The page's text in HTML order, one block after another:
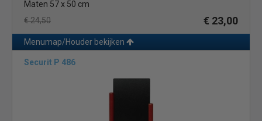
Maten 57 x 50 cm
€ 24,50
€ 23,00
Menumap/Houder bekijken
Securit P 486